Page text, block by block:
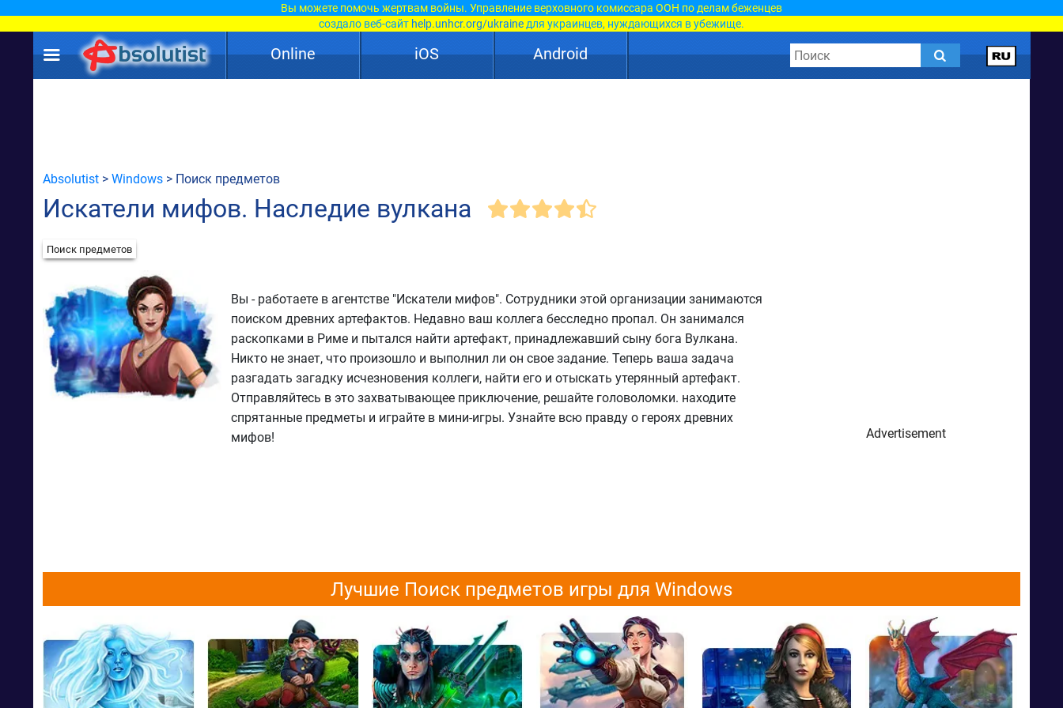
Вы можете помочь жертвам войны. Управление верховного комиссара ООН по делам беженцев
создало веб-сайт help.unhcr.org/ukraine для украинцев, нуждающихся в убежище.
Online iOS Android
Absolutist > Windows > Поиск предметов
Искатели мифов. Наследие вулкана
Поиск предметов
Вы - работаете в агентстве "Искатели мифов". Сотрудники этой организации занимаются
поиском древних артефактов. Недавно ваш коллега бесследно пропал. Он занимался
раскопками в Риме и пытался найти артефакт, принадлежавший сыну бога Вулкана.
Никто не знает, что произошло и выполнил ли он свое задание. Теперь ваша задача
разгадать загадку исчезновения коллеги, найти его и отыскать утерянный артефакт.
Отправляйтесь в это захватывающее приключение, решайте головоломки. находите
спрятанные предметы и играйте в мини-игры. Узнайте всю правду о героях древних
мифов!
Advertisement
Лучшие Поиск предметов игры для Windows